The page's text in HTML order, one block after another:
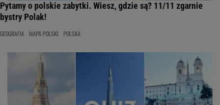
Pytamy o polskie zabytki. Wiesz, gdzie są? 11/11 zgarnie
bystry Polak!
GEOGRAFIA MAPA POLSKI POLSKA